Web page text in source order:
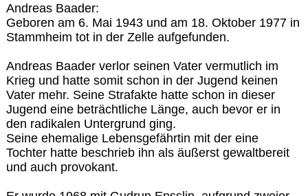
Andreas Baader:
Geboren am 6. Mai 1943 und am 18. Oktober 1977 in
Stammheim tot in der Zelle aufgefunden.
Andreas Baader verlor seinen Vater vermutlich im
Krieg und hatte somit schon in der Jugend keinen
Vater mehr. Seine Strafakte hatte schon in dieser
Jugend eine beträchtliche Länge, auch bevor er in
den radikalen Untergrund ging.
Seine ehemalige Lebensgefährtin mit der eine
Tochter hatte beschrieb ihn als äußerst gewaltbereit
und auch provokant.